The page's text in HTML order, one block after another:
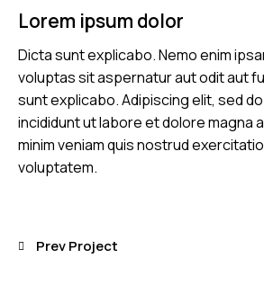
Lorem ipsum dolor
Dicta sunt explicabo. Nemo enim
voluptas sit aspernatur aut odit aut
sunt explicabo. Adipiscing elit, sed
incididunt ut labore et dolore magna
minim veniam quis nostrud
voluptatem.
Prev Project